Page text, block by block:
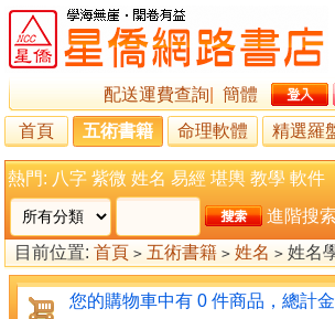
配送運費查詢
簡體
首頁
五術書籍 命理軟體 精選羅
熱門: 八字 紫微 姓名 易經 堪輿 教學 軟件
進階搜索
目前位置: 首頁 > 五術書籍 > 姓名 > 姓名
您的購物車中有 0 件商品，總計金